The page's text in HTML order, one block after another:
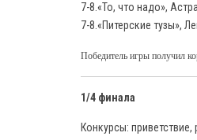
7-8.«То, что надо»,
7-8.«Питерские тузы»,
Победитель игры получил
1/4 финала
Конкурсы: